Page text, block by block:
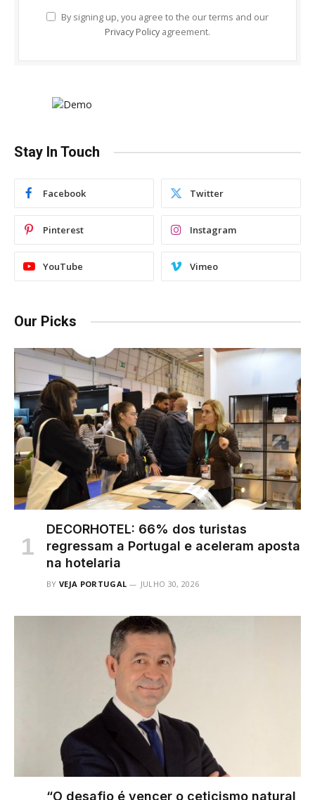
By signing up, you agree to the our terms and our
Privacy Policy agreement.
Stay In Touch
Facebook Twitter
Pinterest Instagram
YouTube Vimeo
Our Picks
DECORHOTEL: 66% dos turistas
regressam a Portugal e aceleram aposta
na hotelaria
BY VEJA PORTUGAL JULHO 30, 2026
“O desafio é vencer o ceticismo natural